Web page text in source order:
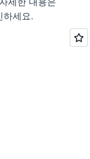
세한 내용은
하세요.